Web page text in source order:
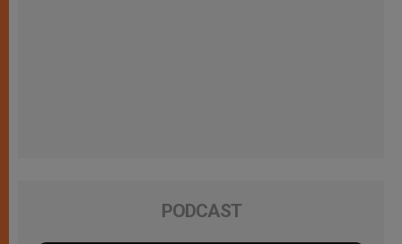
PODCAST